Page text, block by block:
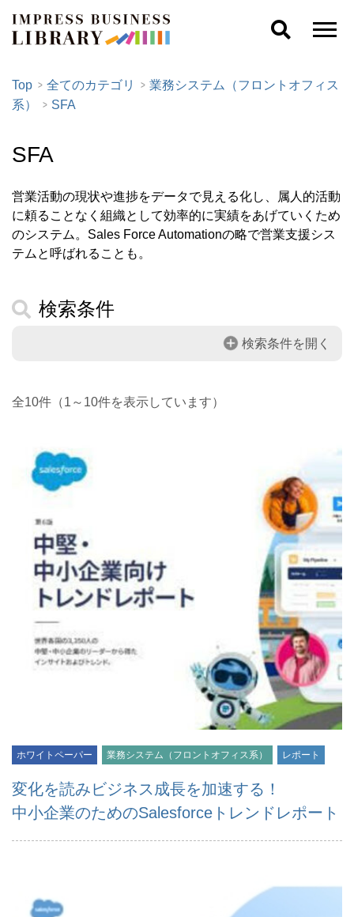
Top 全てのカテゴリ
業務システム（フロントオフィス
系）
SFA
SFA
営業活動の現状や進捗をデータで見える化し、属人的活動
に頼ることなく組織として効率的に実績をあげていくため
のシステム。Sales Force Automationの略で営業支援シス
テムと呼ばれることも。
検索条件
検索条件を開く
全10件（1～10件を表示しています）
ホワイトペーパー 業務システム（フロントオフィス系） レポート
変化を読みビジネス成長を加速する！
中小企業のためのSalesforceトレンドレポート